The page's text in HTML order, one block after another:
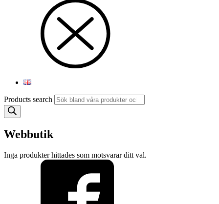
Products search
Webbutik
Inga produkter hittades som motsvarar ditt val.